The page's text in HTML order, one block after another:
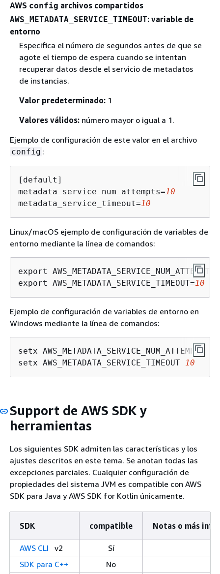
AWS config archivos compartidos
AWS_METADATA_SERVICE_TIMEOUT: variable de
entorno
Especifica el número de segundos antes de que se
agote el tiempo de espera cuando se intentan
recuperar datos desde el servicio de metadatos
de instancias.
Valor predeterminado:1
Valores válidos:número mayor o igual a 1.
Ejemplo de configuración de este valor en el archivo
config :
[default]
metadata_service_num_attempts=10
metadata_service_timeout=10
Linux/macOS ejemplo de configuración de variables de
entorno mediante la línea de comandos:
export AWS_METADATA_SERVICE_NUM_ATTEMPTS=
export AWS_METADATA_SERVICE_TIMEOUT=10
Ejemplo de configuración de variables de entorno en
Windows mediante la línea de comandos:
setx AWS_METADATA_SERVICE_NUM_ATTEMPTS
setx AWS_METADATA_SERVICE_TIMEOUT
10
Support de AWS SDK y
herramientas
Los siguientes SDK admiten las características y los
ajustes descritos en este tema. Se anotan todas las
excepciones parciales. Cualquier configuración de
propiedades del sistema JVM es compatible con AWS
SDK para Java y AWS SDK for Kotlin únicamente.
SDK compatible Notas o más
AWS CLI v2
Sí
SDK para C++
No